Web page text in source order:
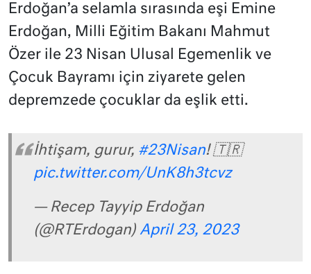
Erdoğan’a selamla sırasında eşi Emine
Erdoğan, Milli Eğitim Bakanı Mahmut
Özer ile 23 Nisan Ulusal Egemenlik ve
Çocuk Bayramı için ziyarete gelen
depremzede çocuklar da eşlik etti.
İhtişam, gurur, #23Nisan! 🇹🇷
pic.twitter.com/UnK8h3tcvz
— Recep Tayyip Erdoğan
(@RTErdogan) April 23, 2023